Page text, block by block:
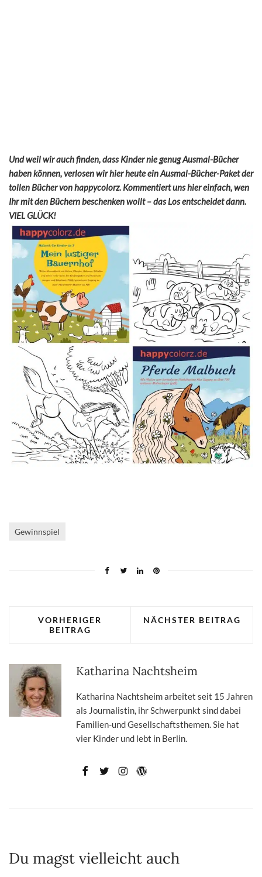
Und weil wir auch finden, dass Kinder nie genug Ausmal-Bücher
haben können, verlosen wir hier heute ein Ausmal-Bücher-Paket der
tollen Bücher von happycolorz. Kommentiert uns hier einfach, wen
Ihr mit den Büchern beschenken wollt – das Los entscheidet dann.
VIEL GLÜCK!
Gewinnspiel
VORHERIGER
BEITRAG
NÄCHSTER BEITRAG
Katharina Nachtsheim
Katharina Nachtsheim arbeitet seit 15 Jahren
als Journalistin, ihr Schwerpunkt sind dabei
Familien-und Gesellschaftsthemen. Sie hat
vier Kinder und lebt in Berlin.
Du magst vielleicht auch